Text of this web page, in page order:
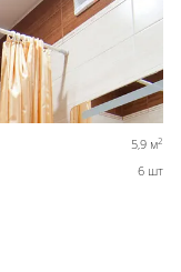
5,9 м2
6 шт